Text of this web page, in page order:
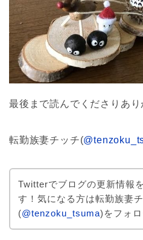
最後まで読んでくださりあり
転勤族妻チッチ(
Twitterでブログの更新情報
す！気になる方は転勤族妻
(@tenzoku_tsuma)をフォロ